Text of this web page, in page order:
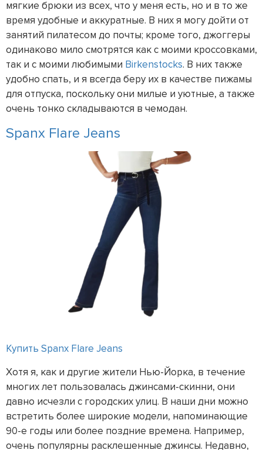
мягкие брюки из всех, что у меня есть, но и в то же
время удобные и аккуратные. В них я могу дойти от
занятий пилатесом до почты; кроме того, джоггеры
одинаково мило смотрятся как с моими кроссовками,
так и с моими любимыми Birkenstocks. В них также
удобно спать, и я всегда беру их в качестве пижамы
для отпуска, поскольку они милые и уютные, а также
очень тонко складываются в чемодан.
Spanx Flare Jeans
Купить Spanx Flare Jeans
Хотя я, как и другие жители Нью-Йорка, в течение
многих лет пользовалась джинсами-скинни, они
давно исчезли с городских улиц. В наши дни можно
встретить более широкие модели, напоминающие
90-е годы или более поздние времена. Например,
очень популярны расклешенные джинсы. Недавно,